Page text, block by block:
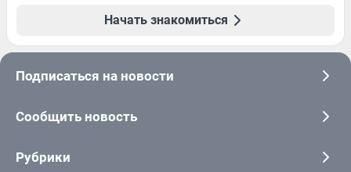
Начать знакомиться
Подписаться на новости
Сообщить новость
Рубрики